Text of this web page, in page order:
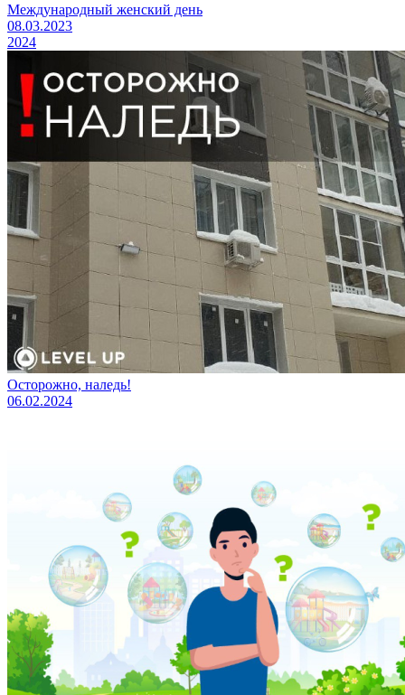
Международный женский день
08.03.2023
2024
Осторожно, наледь!
06.02.2024